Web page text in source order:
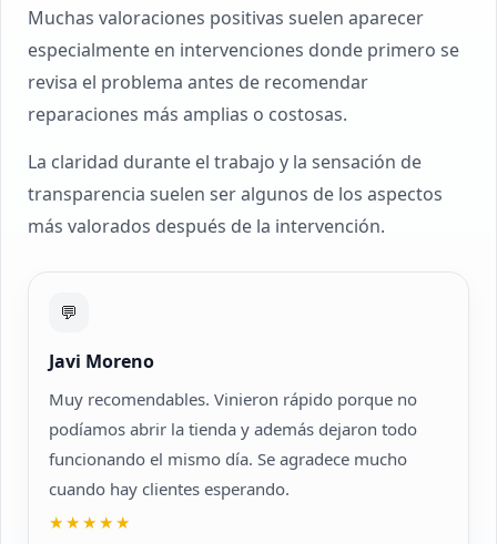
Muchas valoraciones positivas suelen aparecer
especialmente en intervenciones donde primero se
revisa el problema antes de recomendar
reparaciones más amplias o costosas.
La claridad durante el trabajo y la sensación de
transparencia suelen ser algunos de los aspectos
más valorados después de la intervención.
💬
Javi Moreno
Muy recomendables. Vinieron rápido porque no
podíamos abrir la tienda y además dejaron todo
funcionando el mismo día. Se agradece mucho
cuando hay clientes esperando.
★★★★★